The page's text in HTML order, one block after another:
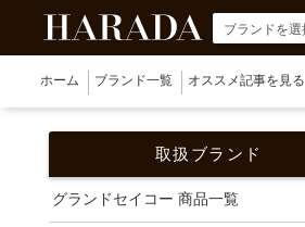
ホーム ブランド一覧 オススメ記事を見る
取扱ブランド
グランドセイコー 商品一覧